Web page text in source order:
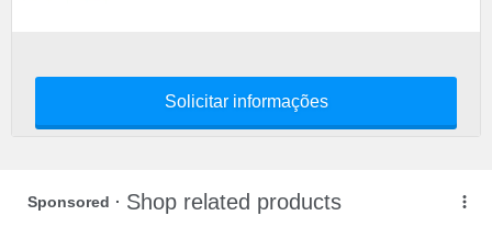
Solicitar informações